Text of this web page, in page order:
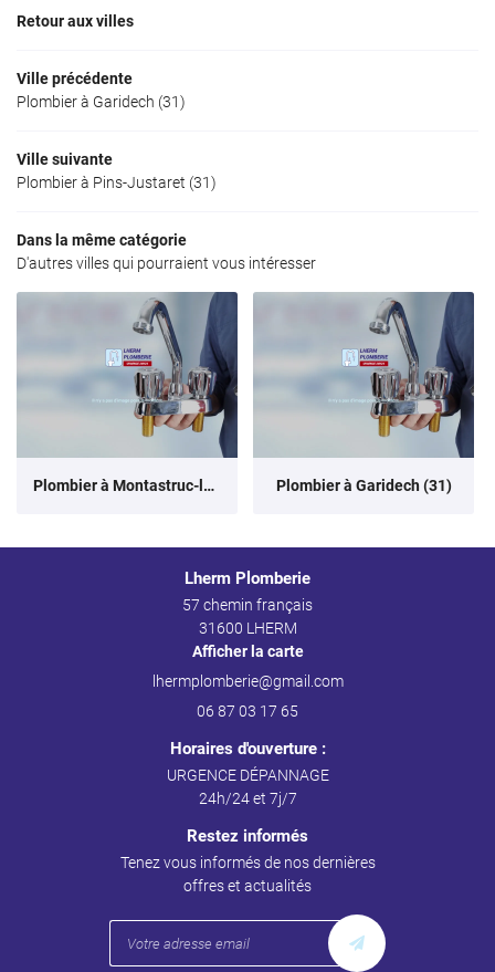
Retour aux villes
Ville précédente
Plombier à Garidech (31)
Ville suivante
Plombier à Pins-Justaret (31)
Dans la même catégorie
D'autres villes qui pourraient vous intéresser
Plombier à Montastruc-la-Conseillère (31) Plombier à Garidech (31)
Lherm Plomberie
57 chemin français
31600 LHERM
Afficher la carte
06 87 03 17 65
Horaires d'ouverture :
URGENCE DÉPANNAGE
24h/24 et 7j/7
Restez informés
Tenez vous informés de nos dernières
offres et actualités